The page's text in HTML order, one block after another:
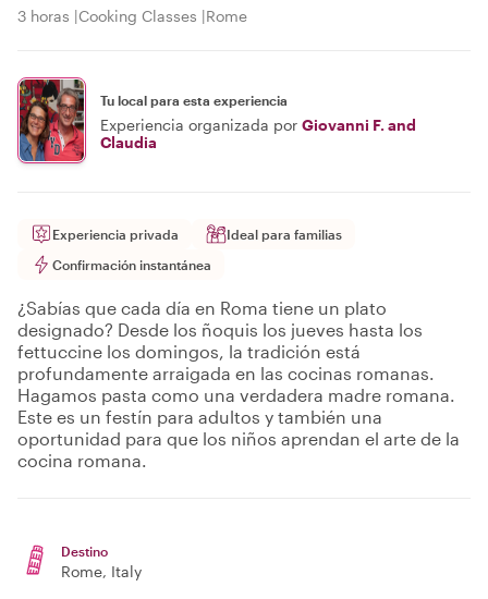
3 horas Cooking Classes Rome
Tu local para esta experiencia
Experiencia organizada por Giovanni F. and
Claudia
Experiencia privada
Ideal para familias
Confirmación instantánea
¿Sabías que cada día en Roma tiene un plato
designado? Desde los ñoquis los jueves hasta los
fettuccine los domingos, la tradición está
profundamente arraigada en las cocinas romanas.
Hagamos pasta como una verdadera madre romana.
Este es un festín para adultos y también una
oportunidad para que los niños aprendan el arte de la
cocina romana.
Destino
Rome, Italy